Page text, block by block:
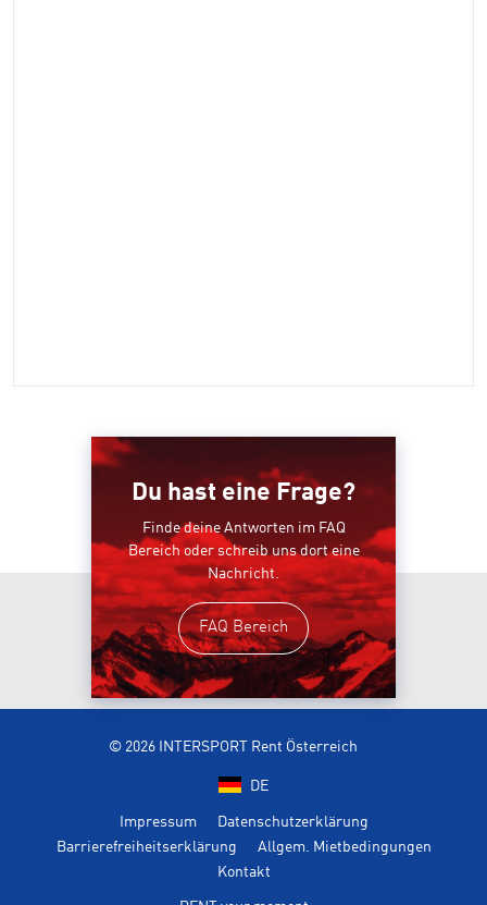
Du hast eine Frage?
Finde deine Antworten im FAQ
Bereich oder schreib uns dort eine
Nachricht.
FAQ Bereich
© 2026 INTERSPORT Rent Österreich
DE
Impressum
Datenschutzerklärung
Barrierefreiheitserklärung
Allgem. Mietbedingungen
Kontakt